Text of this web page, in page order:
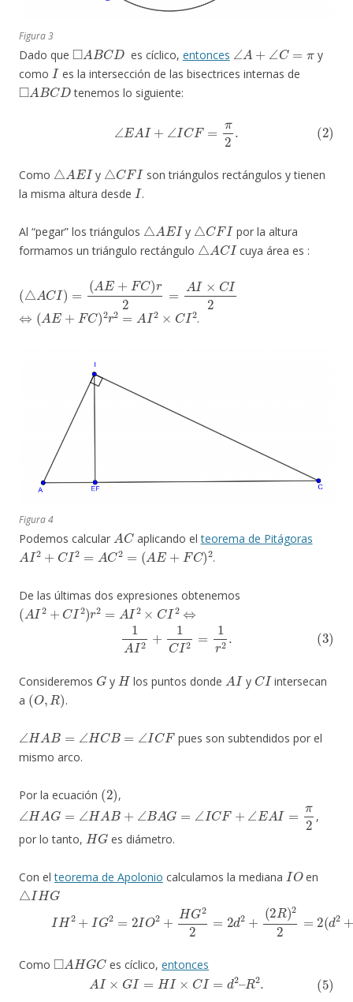
Figura 3
Dado que
◻ A BCD
es cíclico, entonces
∠ A C =π
y
como
I
es la intersección de las bisectrices internas de
◻ABCD
tenemos lo siguiente:
2.
Como
△ AEI
y
△ CFI
son triángulos rectángulos y tienen
la misma altura desde
I
.
Al “pegar” los triángulos
△ AEI
y
△ CFI
por la altura
formamos un triángulo rectángulo
△ACI
cuya área es :
(△ C I)= +FC)r 2=AI×CI
⇔
A E +F 2r2= AI 2 C 2
.
Figura 4
Podemos calcular
A C
aplicando elteorema de Pitágoras
AI2+CI2=AC2=(AE+ FC)2
.
De las últimas dos expresiones obtenemos
(AI2+ CI2)r2=AI2 ×CI2⇔
(3)
C
Consideremos
G
y
H
los puntos donde
A I
y
CI
intersecan
a
(O,R)
.
∠H A B= HCB=∠
pues son subtendidos por el
mismo arco.
Por la ecuación
(2)
,
∠H A G= HAB+∠ G= ∠I ∠EAI=
,
por lo tanto,
HG
es diámetro.
Con elteorema de Apolonio calculamos la mediana
IO
en
△IHG
G O 2 2d2+ 2 (d2+R
Como
◻ A HGC
es cíclico,entonces
(5)AI×GI=HI×C =d2–R2